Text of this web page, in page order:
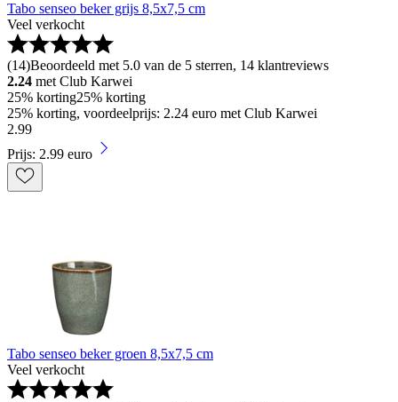
Tabo senseo beker grijs 8,5x7,5 cm
Veel verkocht
(14)Beoordeeld met 5.0 van de 5 sterren, 14 klantreviews
2.24 met Club Karwei
25% korting25% korting
25% korting, voordeelprijs: 2.24 euro met Club Karwei
2.99
Prijs: 2.99 euro
Tabo senseo beker groen 8,5x7,5 cm
Veel verkocht